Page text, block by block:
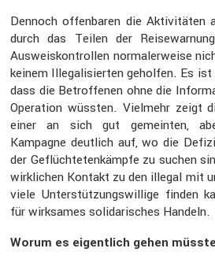
Dennoch offen­baren die Aktivi­täten
durch das Teilen der
Ausweis­kon­trollen norma­ler­weise
keinem Illega­li­sierten geholfen. Es ist
dass die Betrof­fenen ohne die
Opera­tion wüssten. Vielmehr zeigt
einer an sich gut gemeinten,
Kampagne deutlich auf, wo die
der Geflüch­te­ten­kämpfe zu suchen
wirkli­chen Kontakt zu den illegal mit
viele Unter­stüt­zungs­wil­lige finden
für wirksames solida­ri­sches Handeln.
Worum es eigent­lich gehen